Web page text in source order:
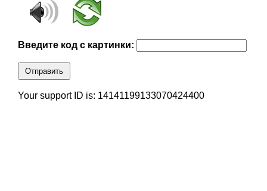
Введите код с картинки:
Отправить
Your support ID is: 14141199133070424400